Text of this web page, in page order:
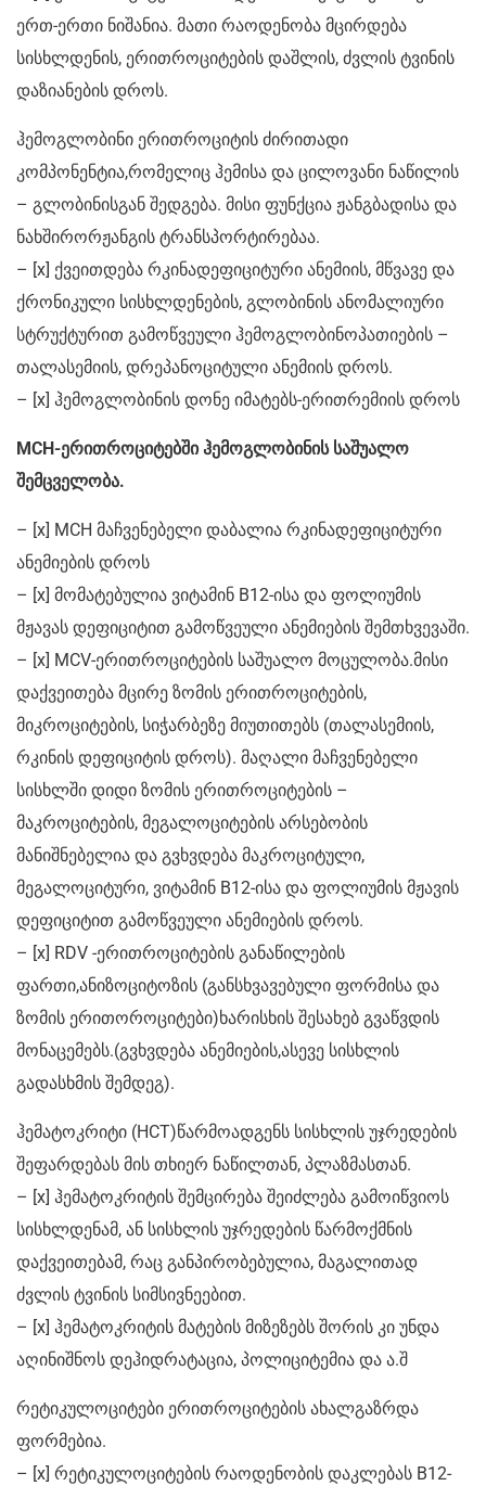
ერთ-ერთი ნიშანია. მათი რაოდენობა მცირდება
სისხლდენის, ერითროციტების დაშლის, ძვლის ტვინის
დაზიანების დროს.
ჰემოგლობინი ერითროციტის ძირითადი
კომპონენტია,რომელიც ჰემისა და ცილოვანი ნაწილის
– გლობინისგან შედგება. მისი ფუნქცია ჟანგბადისა და
ნახშირორჟანგის ტრანსპორტირებაა.
– [x] ქვეითდება რკინადეფიციტური ანემიის, მწვავე და
ქრონიკული სისხლდენების, გლობინის ანომალიური
სტრუქტურით გამოწვეული ჰემოგლობინოპათიების –
თალასემიის, დრეპანოციტული ანემიის დროს.
– [x] ჰემოგლობინის დონე იმატებს-ერითრემიის დროს
MCH-ერითროციტებში ჰემოგლობინის საშუალო
შემცველობა.
– [x] MCH მაჩვენებელი დაბალია რკინადეფიციტური
ანემიების დროს
– [x] მომატებულია ვიტამინ B12-ისა და ფოლიუმის
მჟავას დეფიციტით გამოწვეული ანემიების შემთხვევაში.
– [x] MCV-ერითროციტების საშუალო მოცულობა.მისი
დაქვეითება მცირე ზომის ერითროციტების,
მიკროციტების, სიჭარბეზე მიუთითებს (თალასემიის,
რკინის დეფიციტის დროს). მაღალი მაჩვენებელი
სისხლში დიდი ზომის ერითროციტების –
მაკროციტების, მეგალოციტების არსებობის
მანიშნებელია და გვხვდება მაკროციტული,
მეგალოციტური, ვიტამინ B12-ისა და ფოლიუმის მჟავის
დეფიციტით გამოწვეული ანემიების დროს.
– [x] RDV -ერითროციტების განაწილების
ფართი,ანიზოციტოზის (განსხვავებული ფორმისა და
ზომის ერითოროციტები)ხარისხის შესახებ გვაწვდის
მონაცემებს.(გვხვდება ანემიების,ასევე სისხლის
გადასხმის შემდეგ).
ჰემატოკრიტი (HCT)წარმოადგენს სისხლის უჯრედების
შეფარდებას მის თხიერ ნაწილთან, პლაზმასთან.
– [x] ჰემატოკრიტის შემცირება შეიძლება გამოიწვიოს
სისხლდენამ, ან სისხლის უჯრედების წარმოქმნის
დაქვეითებამ, რაც განპირობებულია, მაგალითად
ძვლის ტვინის სიმსივნეებით.
– [x] ჰემატოკრიტის მატების მიზეზებს შორის კი უნდა
აღინიშნოს დეჰიდრატაცია, პოლიციტემია და ა.შ
რეტიკულოციტები ერითროციტების ახალგაზრდა
ფორმებია.
– [x] რეტიკულოციტების რაოდენობის დაკლებას B12-